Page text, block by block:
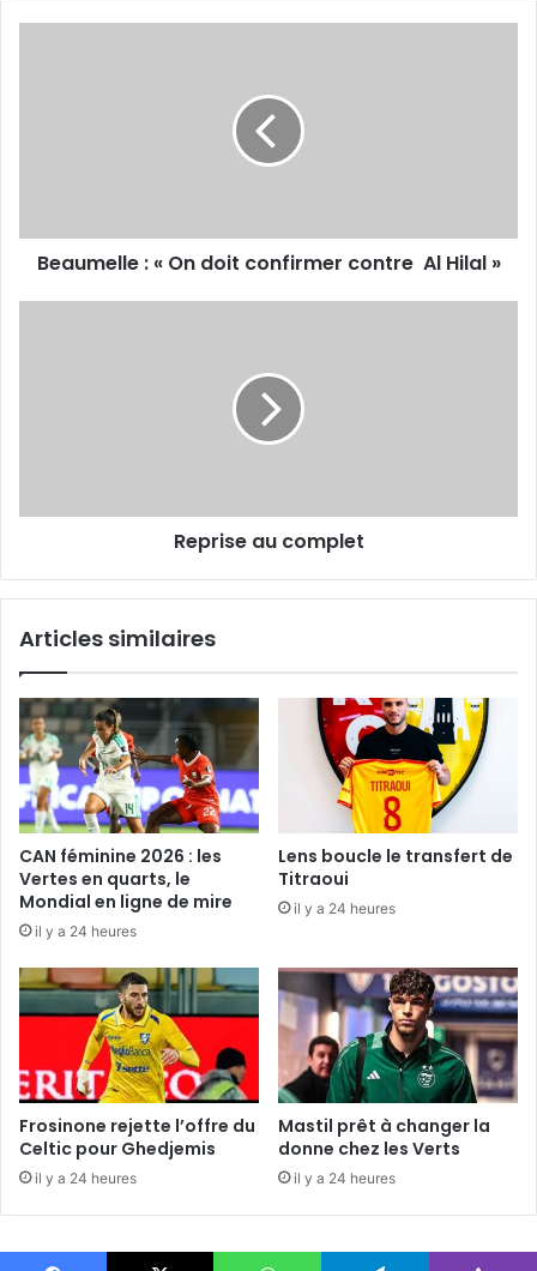
Hilal
Beaumelle : « On doit confirmer contre Al Hilal »
Reprise au complet
Articles similaires
CAN féminine 2026 : les
Vertes en quarts, le
Mondial en ligne de mire
il y a 24 heures
Lens boucle le transfert de
Titraoui
il y a 24 heures
Frosinone rejette l’offre du
Celtic pour Ghedjemis
il y a 24 heures
Mastil prêt à changer la
donne chez les Verts
il y a 24 heures